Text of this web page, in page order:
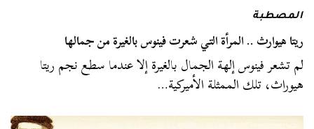
المصطبة
ريتا هيوارث .. المرأة التي شعرت فينوس بالغيرة من جمالها
لم تشعر فينوس إلهة الجمال بالغيرة إلا عندما سطع نجم ريتا
هيوراث، تلك الممثلة الأميركية…